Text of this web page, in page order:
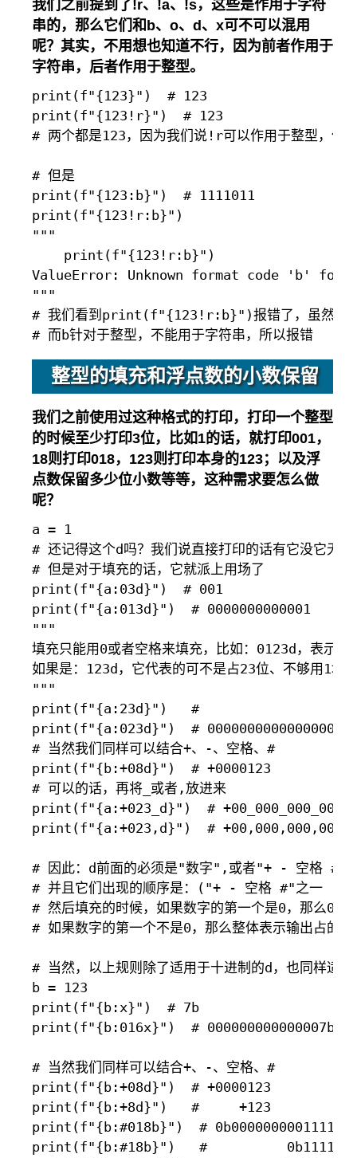
我们之前提到了!r、!a、!s，这些是作用于字符
串的，那么它们和b、o、d、x可不可以混用
呢？其实，不用想也知道不行，因为前者作用于
字符串，后者作用于整型。
print(f"{123}")  # 123
print(f"{123!r}")  # 123
# 两个都是123，因为我们说!r可以作用于整型，但
# 但是
print(f"{123:b}")  # 1111011
print(f"{123!r:b}")
"""
    print(f"{123!r:b}")
ValueError: Unknown format code 'b'
"""
# 我们看到print(f"{123!r:b}")报错了，虽然我们
整型的填充和浮点数的小数保留
我们之前使用过这种格式的打印，打印一个整型
的时候至少打印3位，比如1的话，就打印001，
18则打印018，123则打印本身的123；以及浮
点数保留多少位小数等等，这种需求要怎么做
呢？
a = 1
# 还记得这个d吗？我们说直接打印的话有它没它无影
# 但是对于填充的话，它就派上用场了
print(f"{a:03d}")  # 001
print(f"{a:013d}")  # 0000000000001
"""
填充只能用0或者空格来填充，比如：0123d，表示
如果是：123d，它代表的可不是占23位、不够用1填
"""
print(f"{a:23d}")   #
print(f"{a:023d}")  #
# 当然我们同样可以结合+、-、空格、#
print(f"{b:+08d}")  # +0000123
# 可以的话，再将_或者,放进来
print(f"{a:+023_d}")  #
print(f"{a:+023,d}")  #
# 因此：d前面的必须是"数字",或者"+ - 空格 #"
# 并且它们出现的顺序是：("+ - 空格 #"之一
# 然后填充的时候，如果数字的第一个是0，那么0后
# 如果数字的第一个不是0，那么整体表示输出占的
# 当然，以上规则除了适用于十进制的d，也同样适
b = 123
print(f"{b:x}")  # 7b
print(f"{b:016x}")  # 000000000000007b
# 当然我们同样可以结合+、-、空格、#
print(f"{b:+08d}")  # +0000123
print(f"{b:+8d}")   #     +123
print(f"{b:#018b}")  #
print(f"{b:#18b}")   #